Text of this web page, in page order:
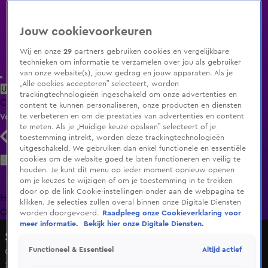
Uitzending Gemist Populaire programma's Zenders Genres
ClipsFilmsRadioSmart TV inlogShop
Volg KIJK
Zoeken
HomeUitzending Gemist Programma's De Bondgenoten
OranjezomerLivestreamsShop
Shownieuws
Claude 'enorm vereerd' dat hij naar songfestival mag
20 dec 2024, 14:55
Jouw cookievoorkeuren
Wij en onze29 partners gebruiken cookies en vergelijkbare
technieken om informatie te verzamelen over jou als gebruiker
van onze website(s), jouw gedrag en jouw apparaten. Als je
„Alle cookies accepteren” selecteert, worden
trackingtechnologieën ingeschakeld om onze advertenties en
content te kunnen personaliseren, onze producten en diensten
te verbeteren en om de prestaties van advertenties en content
te meten. Als je „Huidige keuze opslaan” selecteert of je
toestemming intrekt, worden deze trackingtechnologieën
uitgeschakeld. We gebruiken dan enkel functionele en essentiële
cookies om de website goed te laten functioneren en veilig te
houden. Je kunt dit menu op ieder moment opnieuw openen
om je keuzes te wijzigen of om je toestemming in te trekken
door op de link Cookie-instellingen onder aan de webpagina te
klikken. Je selecties zullen overal binnen onze Digitale Diensten
worden doorgevoerd.
Raadpleeg onze Cookieverklaring voor
meer informatie.
Bekijk hier onze Digitale Diensten.
Functioneel & Essentieel Altijd actief